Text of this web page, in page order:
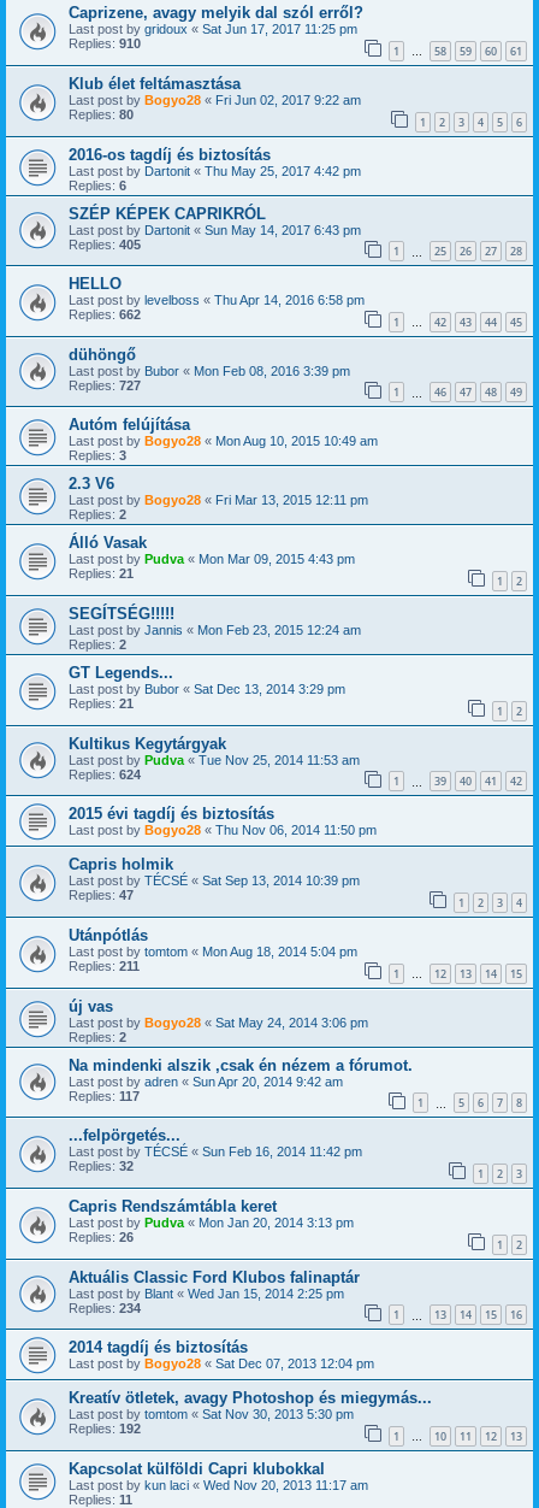
Caprizene, avagy melyik dal szól erről?
Last post by gridoux « Sat Jun 17, 2017 11:25 pm
Replies: 910 1 … 58 59 60 61
Klub élet feltámasztása
Last post by Bogyo28 « Fri Jun 02, 2017 9:22 am
Replies: 80 1 2 3 4 5 6
2016-os tagdíj és biztosítás
Last post by Dartonit « Thu May 25, 2017 4:42 pm
Replies: 6
SZÉP KÉPEK CAPRIKRÓL
Last post by Dartonit « Sun May 14, 2017 6:43 pm
Replies: 405 1 25 26 27 28
HELLO
Last post by levelboss « Thu Apr 14, 2016 6:58 pm
Replies: 662 1 … 42 43 44 45
dühöngő
Last post by Bubor « Mon Feb 08, 2016 3:39 pm
Replies: 727 1 46 47 48 49
Autóm felújítása
Last post by Bogyo28 « Mon Aug 10, 2015 10:49 am
Replies: 3
2.3 V6
Last post by Bogyo28 « Fri Mar 13, 2015 12:11 pm
Replies: 2
Álló Vasak
Last post by Pudva« Mon Mar 09, 2015 4:43 pm
Replies: 21 1 2
SEGÍTSÉG!!!!!
Last post by Jannis « Mon Feb 23, 2015 12:24 am
Replies: 2
GT Legends...
Last post by Bubor « Sat Dec 13, 2014 3:29 pm
Replies: 21 1 2
Kultikus Kegytárgyak
Last post by Pudva « Tue Nov 25, 2014 11:53 am
Replies: 624 1 39 40 41 42
2015 évi tagdíj és biztosítás
Last post by Bogyo28 « Thu Nov 06, 2014 11:50 pm
Capris holmik
Last post by TÉCSÉ « Sat Sep 13, 2014 10:39 pm
Replies: 47 1 2 3 4
Utánpótlás
Last post by tomtom « Mon Aug 18, 2014 5:04 pm
Replies: 211 1 … 12 13 14 15
új vas
Last post by Bogyo28 « Sat May 24, 2014 3:06 pm
Replies: 2
Na mindenki alszik ,csak én nézem a fórumot.
Last post by adren « Sun Apr 20, 2014 9:42 am
Replies: 117 1 5 6 7 8
...felpörgetés...
Last post by TÉCSÉ « Sun Feb 16, 2014 11:42 pm
Replies: 32 1 2 3
Capris Rendszámtábla keret
Last post by Pudva « Mon Jan 20, 2014 3:13 pm
Replies: 26 1 2
Aktuális Classic Ford Klubos falinaptár
Last post by Blant « Wed Jan 15, 2014 2:25 pm
Replies: 234 1 13 14 15 16
2014 tagdíj és biztosítás
Last post by Bogyo28 « Sat Dec 07, 2013 12:04 pm
Kreatív ötletek, avagy Photoshop és miegymás...
Last post by tomtom « Sat Nov 30, 2013 5:30 pm
Replies: 192 1 … 10 11 12 13
Kapcsolat külföldi Capri klubokkal
Last post by kun laci « Wed Nov 20, 2013 11:17 am
Replies: 11